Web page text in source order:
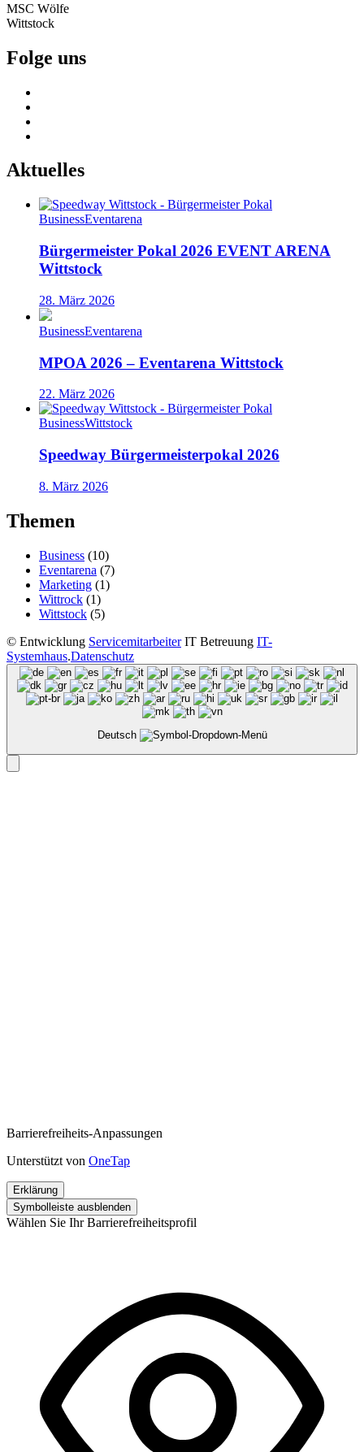
MSC Wölfe
Wittstock
Folge uns
Aktuelles
BusinessEventarena
Bürgermeister Pokal 2026 EVENT ARENA
Wittstock
28. März 2026
BusinessEventarena
MPOA 2026 – Eventarena Wittstock
22. März 2026
BusinessWittstock
Speedway Bürgermeisterpokal 2026
8. März 2026
Themen
Business (10)
Eventarena (7)
Marketing (1)
Wittrock (1)
Wittstock (5)
© Entwicklung ServicemitarbeiterIT Betreuung IT-
Systemhaus.Datenschutz
Deutsch
Barrierefreiheits-Anpassungen
Unterstützt von OneTap
Erklärung
Symbolleiste ausblenden
Wählen Sie Ihr Barrierefreiheitsprofil